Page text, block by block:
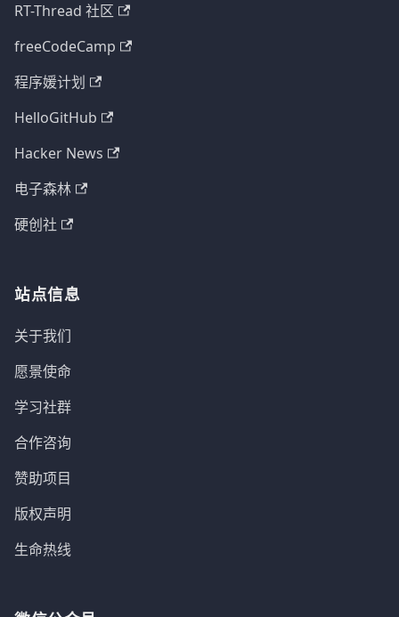
RT-Thread 社区
freeCodeCamp
程序媛计划
HelloGitHub
Hacker News
电子森林
硬创社
站点信息
关于我们
愿景使命
学习社群
合作咨询
赞助项目
版权声明
生命热线